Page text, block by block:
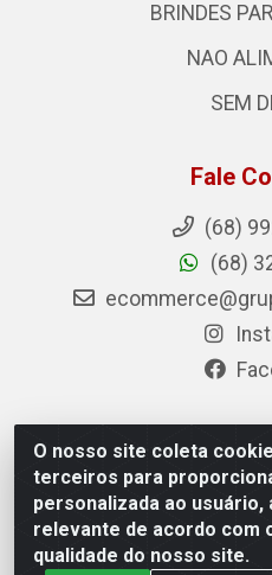
O nosso site coleta
terceiros para
personalizada ao
relevante de acordo com
qualidade do nosso site.
BRINDES
NAO
SEM
Fale
(68)
(68)
Hernandes - Atacado e
Transacreana, 2155 -
69.912-290 - CNPJ